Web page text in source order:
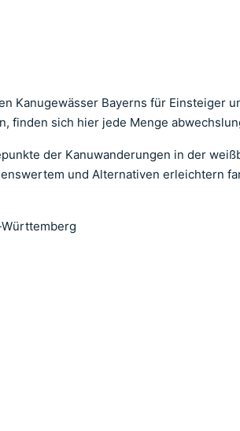
Kanugewässer Bayerns für
finden sich hier jede Menge
der Kanuwanderungen in der
und Alternativen erleichtern